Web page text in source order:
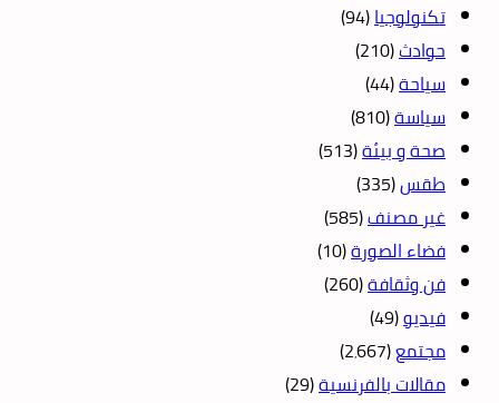
تكنولوجيا(94)
حوادث(210)
سياحة(44)
سياسة(810)
صحة و بيئة(513)
طقس(335)
غير مصنف(585)
فضاء الصورة(10)
فن وثقافة(260)
فيديو(49)
مجتمع(2٬667)
مقالات بالفرنسية(29)